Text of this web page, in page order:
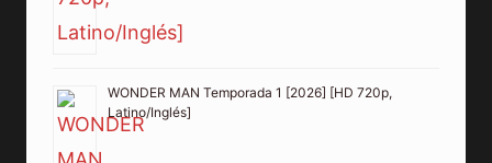
WONDER MAN Temporada 1 [2026] [HD 720p,
Latino/Inglés]